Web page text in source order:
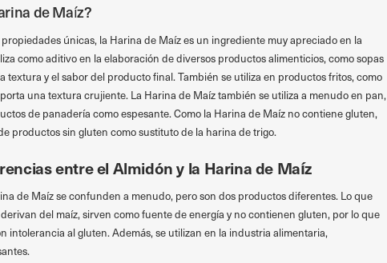
de Maíz?
únicas, la Harina de Maíz es un ingrediente muy apreciado en la
como aditivo en la elaboración de diversos productos alimenticios, como sopas
textura y el sabor del producto final. También se utiliza en productos fritos, como
una textura crujiente. La Harina de Maíz también se utiliza a menudo en pan,
de panadería como espesante. Como la Harina de Maíz no contiene gluten,
productos sin gluten como sustituto de la harina de trigo.
entre el Almidón y la Harina de Maíz
de Maíz se confunden a menudo, pero son dos productos diferentes. Lo que
del maíz, sirven como fuente de energía y no contienen gluten, por lo que
intolerancia al gluten. Además, se utilizan en la industria alimentaria,